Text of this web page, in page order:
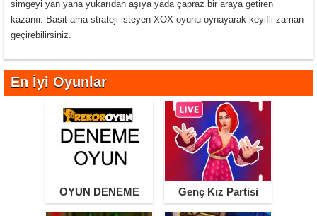
simgeyi yan yana yukarıdan aşıya yada çapraz bir araya getiren
kazanır. Basit ama strateji isteyen XOX oyunu oynayarak keyifli zaman
geçirebilirsiniz.
En İyi Oyunlar
OYUN DENEME Genç Kız Partisi